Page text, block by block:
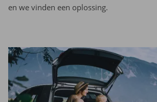
en we vinden een oplossing.